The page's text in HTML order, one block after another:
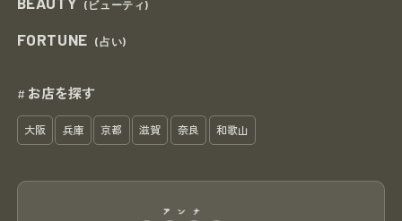
(ビューティ)
FORTUNE (占い)
# お店を探す
大阪 兵庫 京都 滋賀 奈良 和歌山